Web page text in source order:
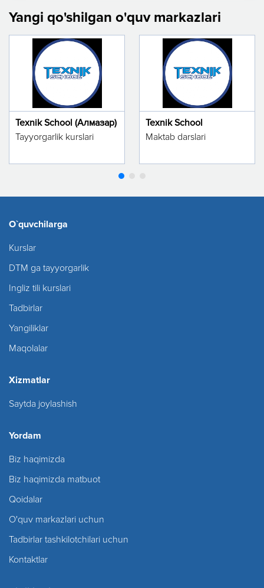
Yangi qo'shilgan o'quv markazlari
Texnik School (Алмазар)
Tayyorgarlik kurslari
Texnik School
Maktab darslari
O`quvchilarga
Kurslar
DTM ga tayyorgarlik
Ingliz tili kurslari
Tadbirlar
Yangiliklar
Maqolalar
Xizmatlar
Saytda joylashish
Yordam
Biz haqimizda
Biz haqimizda matbuot
Qoidalar
O'quv markazlari uchun
Tadbirlar tashkilotchilari uchun
Kontaktlar